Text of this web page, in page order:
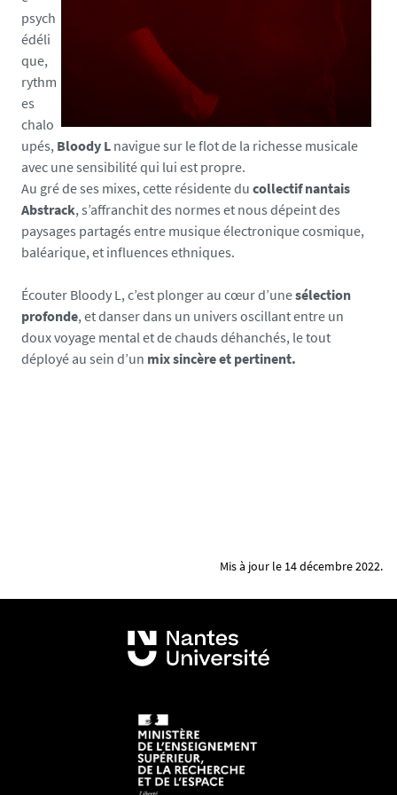
psych
édéli
que,
rythm
es
chalo
upés, Bloody L navigue sur le flot de la richesse musicale
avec une sensibilité qui lui est propre.
Au gré de ses mixes, cette résidente du collectif nantais
Abstrack, s’affranchit des normes et nous dépeint des
paysages partagés entre musique électronique cosmique,
baléarique, et influences ethniques.
Écouter Bloody L, c’est plonger au cœur d’unesélection
profonde, et danser dans un univers oscillant entre un
doux voyage mental et de chauds déhanchés, le tout
déployé au sein d’un mix sincère et pertinent.
Mis à jour le 14 décembre 2022.